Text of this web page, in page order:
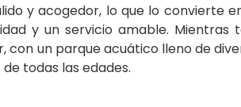
y acogedor, lo que lo convierte
y un servicio amable. Mientras
un parque acuático lleno de
todas las edades.